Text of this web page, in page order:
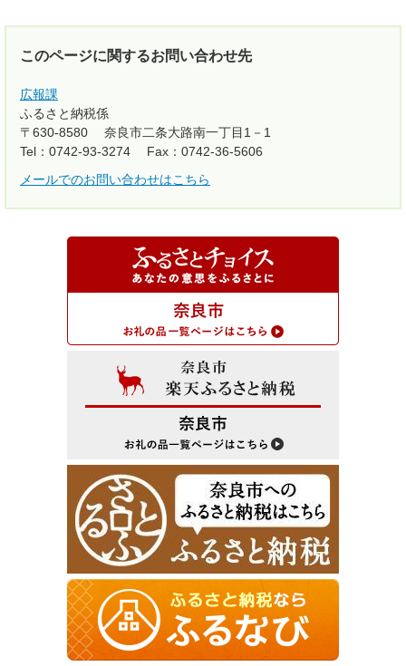
このページに関するお問い合わせ先
広報課
ふるさと納税係
〒630-8580
奈良市二条大路南一丁目1－1
Tel：0742-93-3274
Fax：0742-36-5606
メールでのお問い合わせはこちら